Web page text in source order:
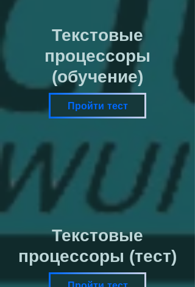
Текстовые
процессоры
(обучение)
Пройти тест
Текстовые
процессоры (тест)